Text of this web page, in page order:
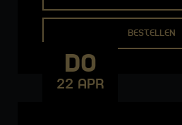
BESTELLEN
DO
22 APR